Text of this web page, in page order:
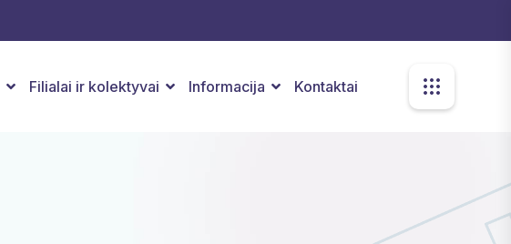
Filialai ir kolektyvai Informacija Kontaktai